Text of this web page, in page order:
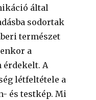
által
sodortak
természet
a
érdekelt. A
létfeltétele a
és testkép. Mi